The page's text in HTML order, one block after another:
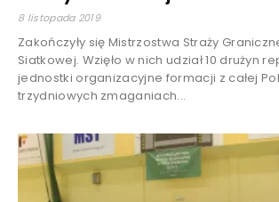
8 listopada 2019
Zakończyły się Mistrzostwa Straży
Siatkowej. Wzięło w nich udział 10 drużyn
jednostki organizacyjne formacji z całej
trzydniowych zmaganiach...